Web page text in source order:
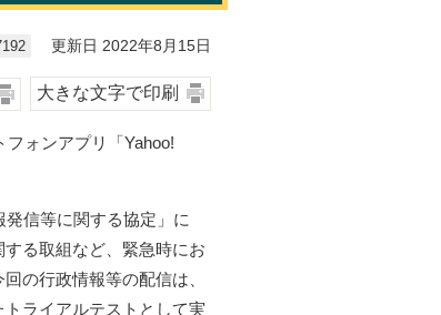
更新日 2022年8月15日
大きな文字で印刷
ォンアプリ「Yahoo!
信等に関する協定」に
る取組など、緊急時にお
の行政情報等の配信は、
ライアルテストとして実